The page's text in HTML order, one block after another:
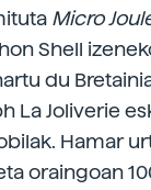
Micro
Shell
du
La Joliverie
Hamar
oraingoan